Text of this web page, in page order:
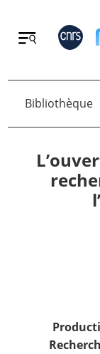
Retour
Contact
Retour
Bibliothèque